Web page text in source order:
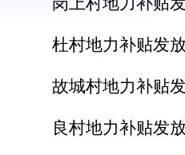
杜村地力补贴发
故城村地力补贴
良村地力补贴发